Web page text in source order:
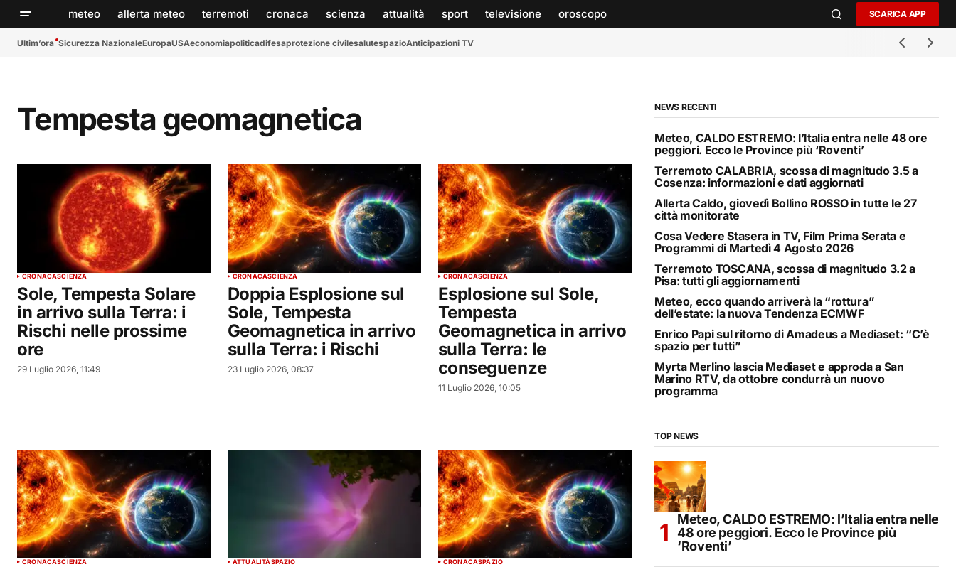
meteo allerta meteo terremoti cronaca scienza attualità sport televisione oroscopo SCARICA APP
Ultim’ora Sicurezza NazionaleEuropaUSAeconomiapoliticadifesaprotezione civilesalutespazioAnticipazioni TV
Tempesta geomagnetica
CRONACASCIENZA
Sole, Tempesta Solare
in arrivo sulla Terra: i
Rischi nelle prossime
ore
29 Luglio 2026, 11:49
CRONACASCIENZA
Doppia Esplosione sul
Sole, Tempesta
Geomagnetica in arrivo
sulla Terra: i Rischi
23 Luglio 2026, 08:37
CRONACASCIENZA
Esplosione sul Sole,
Tempesta
Geomagnetica in arrivo
sulla Terra: le
conseguenze
11 Luglio 2026, 10:05
CRONACASCIENZA ATTUALITÀSPAZIO CRONACASPAZIO
NEWS RECENTI
Meteo, CALDO ESTREMO: l’Italia entra nelle 48 ore
peggiori. Ecco le Province più ‘Roventi’
Terremoto CALABRIA, scossa di magnitudo 3.5 a
Cosenza: informazioni e dati aggiornati
Allerta Caldo, giovedì Bollino ROSSO in tutte le 27
città monitorate
Cosa Vedere Stasera in TV, Film Prima Serata e
Programmi di Martedì 4 Agosto 2026
Terremoto TOSCANA, scossa di magnitudo 3.2 a
Pisa: tutti gli aggiornamenti
Meteo, ecco quando arriverà la “rottura”
dell’estate: la nuova Tendenza ECMWF
Enrico Papi sul ritorno di Amadeus a Mediaset: “C’è
spazio per tutti”
Myrta Merlino lascia Mediaset e approda a San
Marino RTV, da ottobre condurrà un nuovo
programma
TOP NEWS
Meteo, CALDO ESTREMO: l’Italia entra nelle
48 ore peggiori. Ecco le Province più
‘Roventi’